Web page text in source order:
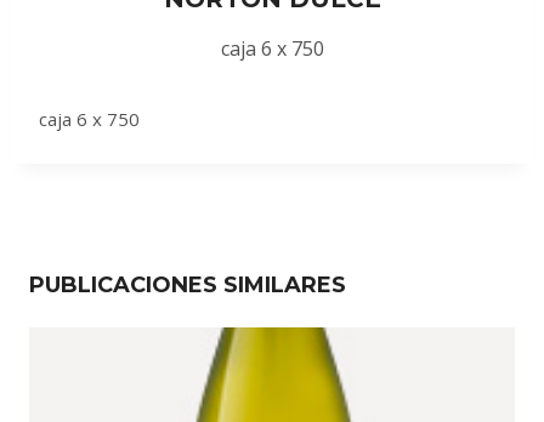
caja 6 x 750
caja 6 x 750
PUBLICACIONES SIMILARES